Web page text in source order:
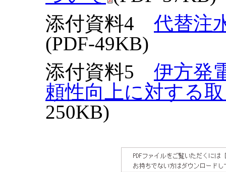
添付資料4 代替注
(PDF-49KB)
添付資料5 伊方発
頼性向上に対する
250KB)